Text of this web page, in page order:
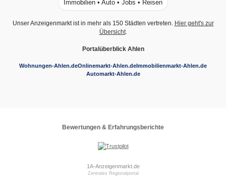
Immobilien • Auto • Jobs • Reisen
Unser Anzeigenmarkt ist in mehr als 150 Städten vertreten. Hier geht's zur
Übersicht.
Portalüberblick Ahlen
Wohnungen-Ahlen.deOnlinemarkt-Ahlen.de Immobilienmarkt-Ahlen.de
Automarkt-Ahlen.de
Bewertungen & Erfahrungsberichte
1A-Anzeigenmarkt.de
Zentrales Regionalportal